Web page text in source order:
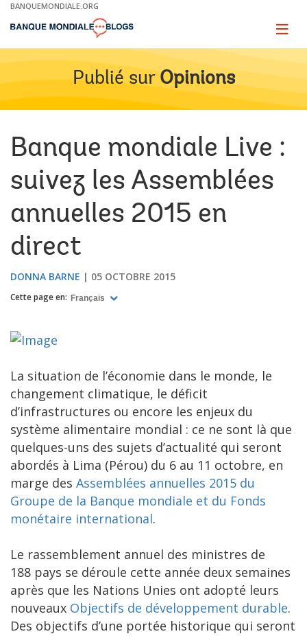
Skip
Main
BANQUEMONDIALE.ORG
Page
Publié sur Opinions
Banque mondiale Live :
suivez les Assemblées
annuelles 2015 en
direct
DONNA BARNE 05 OCTOBRE 2015
Cette page en: Français
La situation de l’économie dans le monde, le
changement climatique, le déficit
d’infrastructures ou encore les enjeux du
système alimentaire mondial : ce ne sont là que
quelques-uns des sujets d’actualité qui seront
abordés à Lima (Pérou) du 6 au 11 octobre, en
marge des Assemblées annuelles 2015 du
Groupe de la Banque mondiale et du Fonds
monétaire international.
Le rassemblement annuel des ministres de
188 pays se déroule cette année deux semaines
après que les Nations Unies ont adopté leurs
nouveaux Objectifs de développement durable.
Des objectifs d’une portée historique qui seront